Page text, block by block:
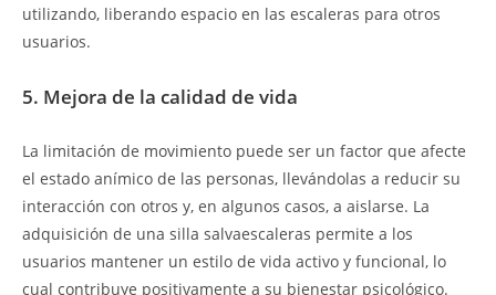
utilizando, liberando espacio en las escaleras para otros
usuarios.
5. Mejora de la calidad de vida
La limitación de movimiento puede ser un factor que afecte
el estado anímico de las personas, llevándolas a reducir su
interacción con otros y, en algunos casos, a aislarse. La
adquisición de una silla salvaescaleras permite a los
usuarios mantener un estilo de vida activo y funcional, lo
cual contribuye positivamente a su bienestar psicológico.